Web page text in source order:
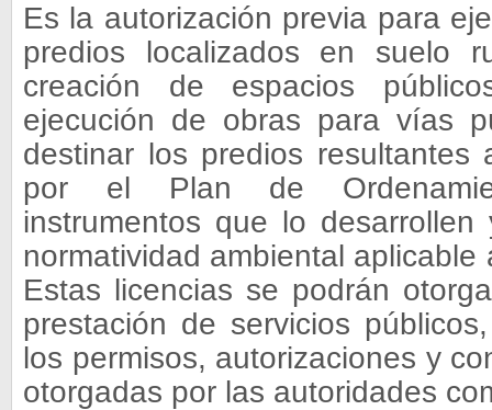
Es la autorización previa para
predios localizados en suelo
creación de espacios
ejecución de obras para vías
destinar los predios resultantes
por el Plan de
instrumentos que lo
normatividad ambiental
Estas licencias se podrán
prestación de servicios
los permisos, autorizaciones y
otorgadas por las autoridades